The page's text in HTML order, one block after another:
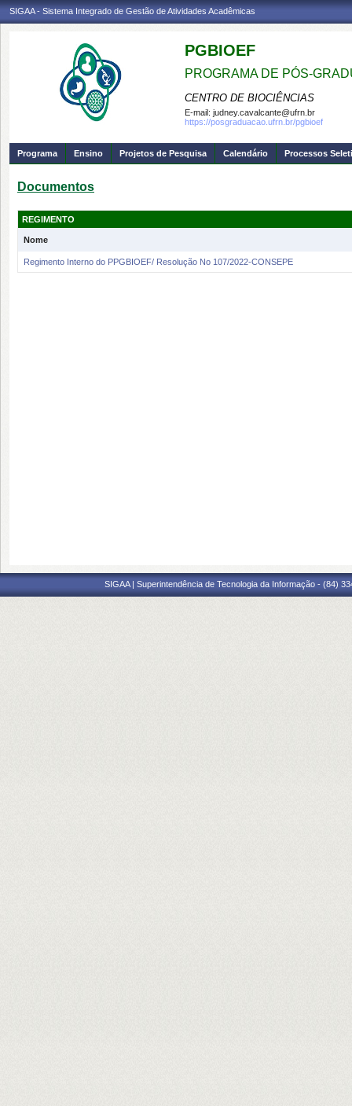
SIGAA - Sistema Integrado de Gestão de Atividades Acadêmicas
PGBIOEF
PROGRAMA DE PÓS-
CENTRO DE BIOCIÊNCIAS
E-mail: judney.cavalcante@ufrn.br
https://posgraduacao.ufrn.br/pgbioef
Programa Ensino Projetos de Pesquisa Calendário Processos
Documentos
REGIMENTO
Nome
Regimento Interno do PPGBIOEF/ Resolução No 107/2022-CONSEPE
SIGAA | Superintendência de Tecnologia da Informação - (84)